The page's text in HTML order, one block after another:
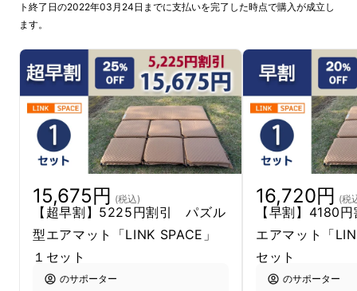
●レジャーシートの上に長時間座っていると座
り方によってはお尻や足が痛くなる。
●川原でのキャンプや釣りは石ころばかりで座
るとお尻が痛い。
●不慣れなアウトドアチェアに長時間座ってい
ると足腰がきつい。
●心地よい風にあおられて芝生でお昼寝してい
たら、いつの間にか体の節々に痛みが…
ト終了日の2022年03月24日までに支払いを完了した時点で購入が成立し
ます。
15,675円 (税込)
【超早割】5225円割引 パズル
型エアマット「LINK SPACE」
１セット
のサポーター
16,720円 (税
【早割】4180
エアマット「
セット
のサポーター